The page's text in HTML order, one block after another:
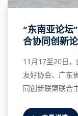
“东南亚论坛
合协同创新
11月17至20日
友好协会、广东
同创新联盟联合